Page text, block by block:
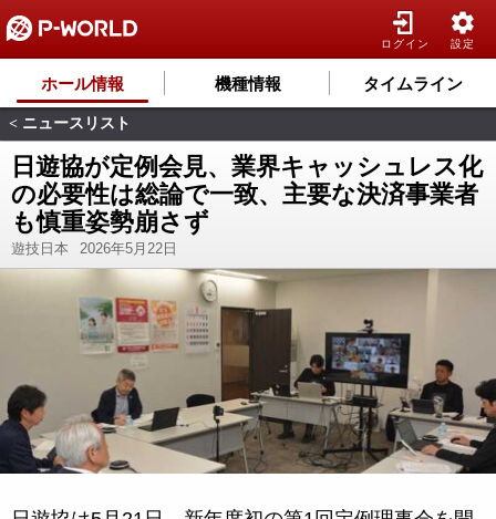
ログイン 設定
ホール情報 機種情報 タイムライン
< ニュースリスト
日遊協が定例会見、業界キャッシュレス化
の必要性は総論で一致、主要な決済事業者
も慎重姿勢崩さず
遊技日本 2026年5月22日